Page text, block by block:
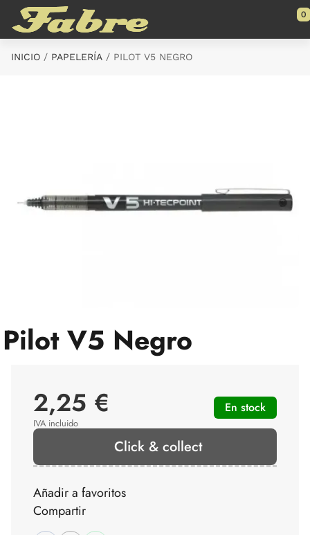
Saltar al contenido principal
0
INICIO PAPELERÍA PILOT V5 NEGRO
Pilot V5 Negro
2,25 €
IVA incluido
En stock
Click & collect
Añadir a favoritos
Compartir